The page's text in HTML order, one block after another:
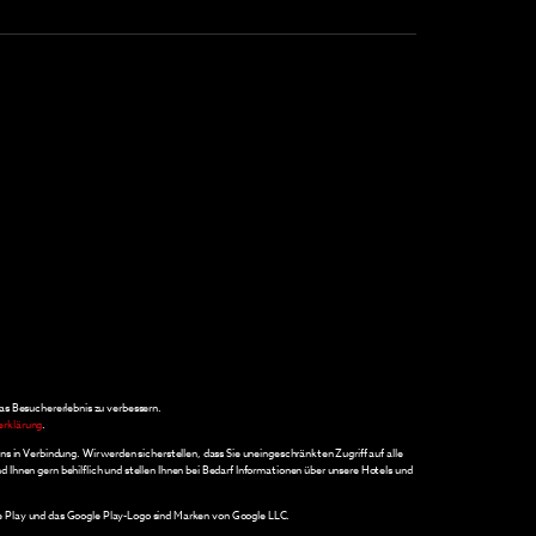
Besuchererlebnis zu verbessern.
.
in Verbindung. Wir werden sicherstellen, dass Sie uneingeschränkten Zugriff auf alle
gern behilflich und stellen Ihnen bei Bedarf Informationen über unsere Hotels und
und das Google Play-Logo sind Marken von Google LLC.